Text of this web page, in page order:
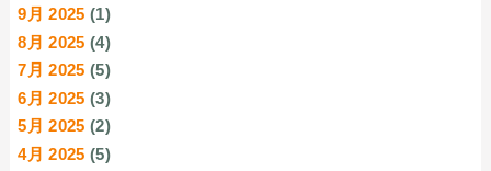
9月 2025 (1)
8月 2025 (4)
7月 2025 (5)
6月 2025 (3)
5月 2025 (2)
4月 2025 (5)